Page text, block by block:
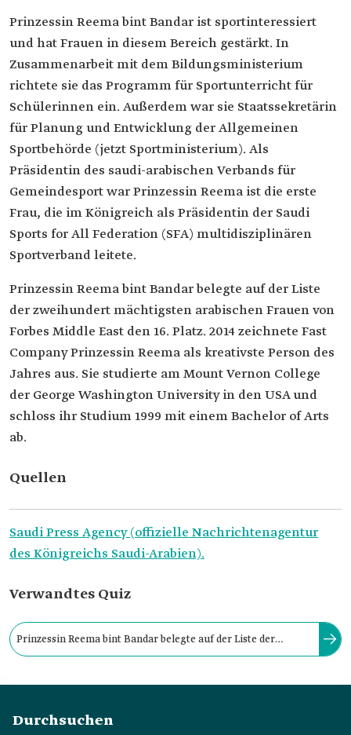
Prinzessin Reema bint Bandar ist sportinteressiert
und hat Frauen in diesem Bereich gestärkt. In
Zusammenarbeit mit dem Bildungsministerium
richtete sie das Programm für Sportunterricht für
Schülerinnen ein. Außerdem war sie Staatssekretärin
für Planung und Entwicklung der Allgemeinen
Sportbehörde (jetzt Sportministerium). Als
Präsidentin des saudi-arabischen Verbands für
Gemeindesport war Prinzessin Reema ist die erste
Frau, die im Königreich als Präsidentin der Saudi
Sports for All Federation (SFA) multidisziplinären
Sportverband leitete.
Prinzessin Reema bint Bandar belegte auf der Liste
der zweihundert mächtigsten arabischen Frauen von
Forbes Middle East den 16. Platz. 2014 zeichnete Fast
Company Prinzessin Reema als kreativste Person des
Jahres aus. Sie studierte am Mount Vernon College
der George Washington University in den USA und
schloss ihr Studium 1999 mit einem Bachelor of Arts
ab.
Quellen
Saudi Press Agency (offizielle Nachrichtenagentur
des Königreichs Saudi-Arabien).
Verwandtes Quiz
Prinzessin Reema bint Bandar belegte auf der Liste der
Durchsuchen